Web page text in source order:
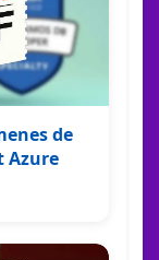
de
Azure